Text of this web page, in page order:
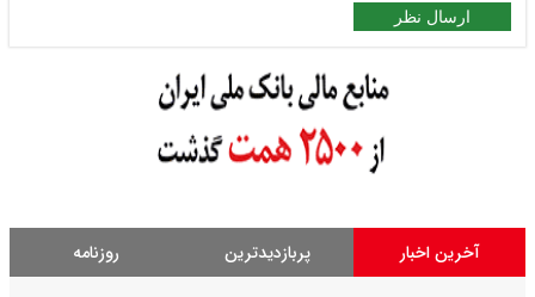
ارسال نظر
آخرین اخبار پربازدیدترین روزنامه